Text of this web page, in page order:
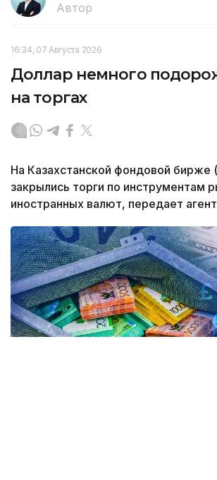
Автор
16:34, 07 Августа 2026
Доллар немного
на торгах
На Казахстанской фондовой бирже
закрылись торги по инструментам
иностранных валют, передает